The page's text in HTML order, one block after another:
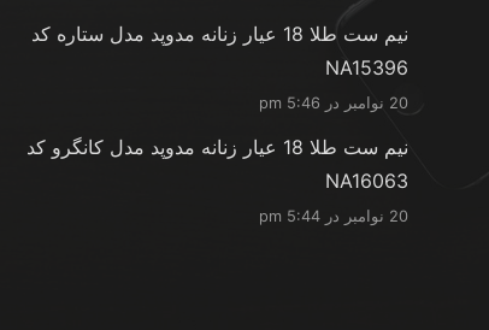
نیم ست طلا 18 عیار زنانه مدوپد مدل ستاره کد
NA15396
20 نوامبر در 5:46 pm
نیم ست طلا 18 عیار زنانه مدوپد مدل کانگرو کد
NA16063
20 نوامبر در 5:44 pm